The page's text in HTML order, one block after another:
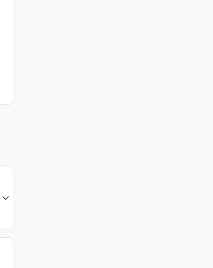
Expand topic overview